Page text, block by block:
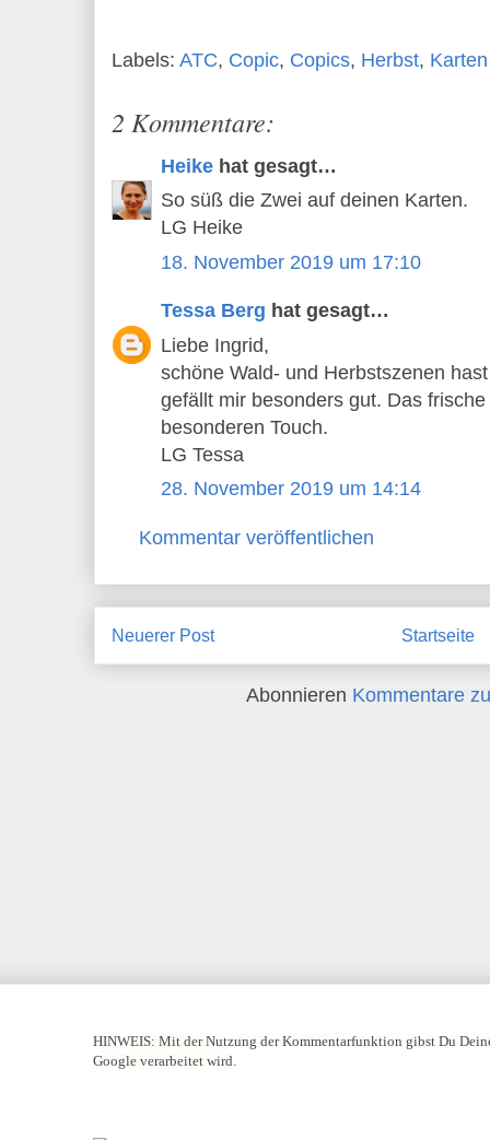
Labels: ATC, Copic, Copics, Herbst, Karten
2 Kommentare:
Heike hat gesagt…
So süß die Zwei auf deinen Karten.
LG Heike
18. November 2019 um 17:10
Tessa Berg hat gesagt…
Liebe Ingrid,
schöne Wald- und Herbstszenen
gefällt mir besonders gut. Das
besonderen Touch.
LG Tessa
28. November 2019 um 14:14
Kommentar veröffentlichen
Neuerer Post Startseite
Abonnieren Kommentare
HINWEIS: Mit der Nutzung der Kommentarfunktion gibst Du
Google verarbeitet wird.